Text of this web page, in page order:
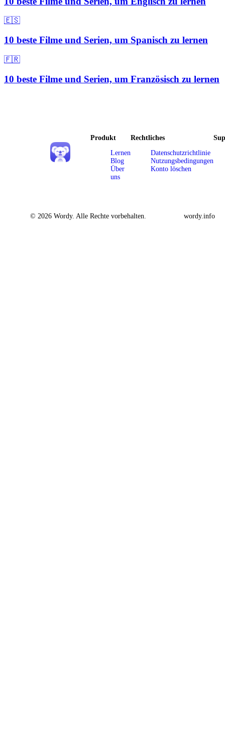
🇪🇸
10 beste Filme und Serien, um Spanisch zu lernen
🇫🇷
10 beste Filme und Serien, um Französisch zu lernen
Produkt
Lernen
Blog
Über
uns
Rechtliches
Datenschutzrichtlinie
Nutzungsbedingungen
Konto löschen
© 2026 Wordy. Alle Rechte vorbehalten. wordy.info